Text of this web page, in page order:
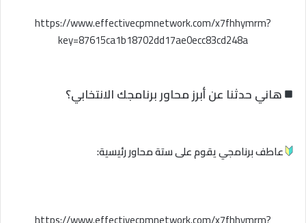
https://www.effectivecpmnetwork.com/x7fhhymrm?
key=87615ca1b18702dd17ae0ecc83cd248a
هاني حدثنا عن أبرز محاور برنامجك الانتخابي؟
عاطف برنامجي يقوم على ستة محاور رئيسية: